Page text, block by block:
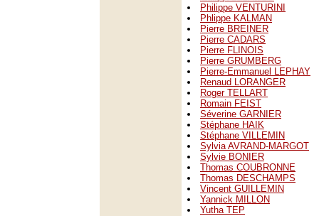
Philippe VENTURINI
Phlippe KALMAN
Pierre BREINER
Pierre CADARS
Pierre FLINOIS
Pierre GRUMBERG
Pierre-Emmanuel LEPHAY
Renaud LORANGER
Roger TELLART
Romain FEIST
Séverine GARNIER
Stéphane HAIK
Stéphane VILLEMIN
Sylvia AVRAND-MARGOT
Sylvie BONIER
Thomas COUBRONNE
Thomas DESCHAMPS
Vincent GUILLEMIN
Yannick MILLON
Yutha TEP